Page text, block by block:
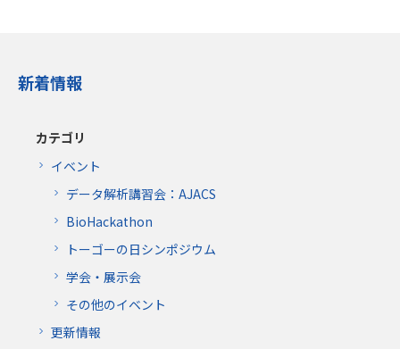
新着情報
カテゴリ
イベント
データ解析講習会：AJACS
BioHackathon
トーゴーの日シンポジウム
学会・展示会
その他のイベント
更新情報